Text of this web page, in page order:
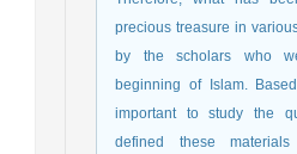
precious treasure in
by the scholars who
beginning of Islam.
important to study the
defined these